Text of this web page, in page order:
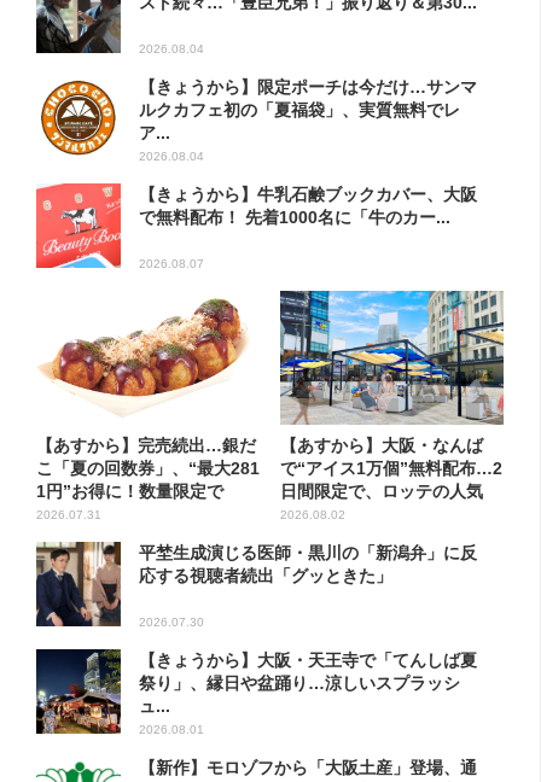
2026.08.04
【きょうから】限定ポーチは今だけ…サンマ
ルクカフェ初の「夏福袋」、実質無料でレ
ア...
2026.08.04
【きょうから】牛乳石鹸ブックカバー、大阪
で無料配布！ 先着1000名に「牛のカー...
2026.08.07
【あすから】完売続出…銀だ
こ「夏の回数券」、“最大281
1円”お得に！数量限定で
2026.07.31
【あすから】大阪・なんば
で“アイス1万個”無料配布…2
日間限定で、ロッテの人気
商...
2026.08.02
平埜生成演じる医師・黒川の「新潟弁」に反
応する視聴者続出「グッときた」
2026.07.30
【きょうから】大阪・天王寺で「てんしば夏
祭り」、縁日や盆踊り…涼しいスプラッシ
ュ...
2026.08.01
【新作】モロゾフから「大阪土産」登場、通